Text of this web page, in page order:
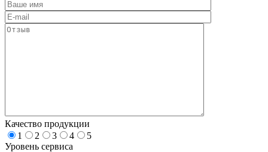
Качество продукции
1
2 3 4
5
Уровень сервиса